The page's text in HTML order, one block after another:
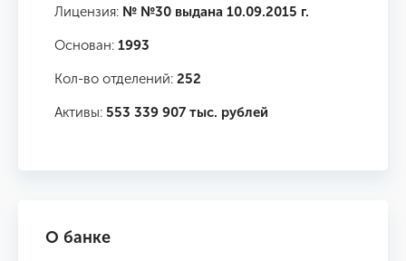
Лицензия: № №30 выдана 10.09.2015 г.
Основан: 1993
Кол-во отделений: 252
Активы: 553 339 907 тыс. рублей
О банке